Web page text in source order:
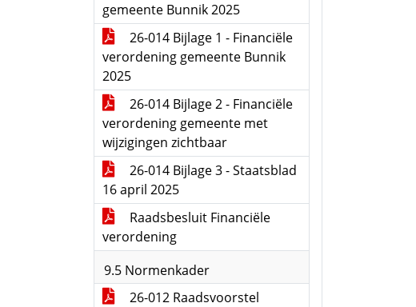
gemeente Bunnik 2025
26-014 Bijlage 1 - Financiële
verordening gemeente Bunnik
2025
26-014 Bijlage 2 - Financiële
verordening gemeente met
wijzigingen zichtbaar
26-014 Bijlage 3 - Staatsblad
16 april 2025
Raadsbesluit Financiële
verordening
9.5 Normenkader
26-012 Raadsvoorstel